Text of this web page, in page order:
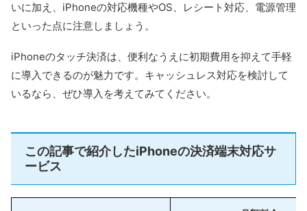
いに加え、iPhoneの対応機種やOS、レシート対応、電源管理
といった点に注意しましょう。
iPhoneのタッチ決済は、便利なうえに初期費用を抑えて手軽
に導入できるのが魅力です。キャッシュレス対応を検討して
いるなら、ぜひ導入を考えてみてください。
この記事で紹介したiPhoneの決済端末対応サ
ービス